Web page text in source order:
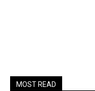
MOST READ